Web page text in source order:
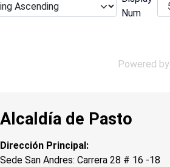
Num
Powered by
Alcaldía de Pasto
Dirección Principal:
Sede San Andres: Carrera 28 # 16 -18